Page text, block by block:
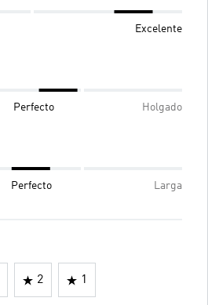
Excelente
Perfecto Holgado
Perfecto Larga
2 1